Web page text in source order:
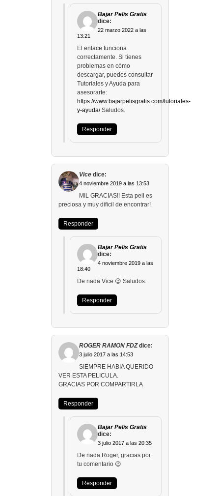
Bajar Pelis Gratis
dice:
22 marzo 2022 a las
13:21
El enlace funciona
correctamente. Si tienes
problemas en cómo
descargar, puedes consultar
Tutoriales y Ayuda para
asesorarte:
https://www.bajarpelisgratis.com/tutoriales-
y-ayuda/Saludos.
Responder
Vice dice:
4 noviembre 2019 a las 13:53
MIL GRACIAS!! Esta peli es
preciosa y muy dificil de encontrar!
Responder
Bajar Pelis Gratis
dice:
4 noviembre 2019 a las
18:40
De nada Vice 😉 Saludos.
Responder
ROGER RAMON FDZ dice:
3 julio 2017 a las 14:53
SIEMPRE HABIA QUERIDO
VER ESTA PELICULA.
GRACIAS POR COMPARTIRLA
Responder
Bajar Pelis Gratis
dice:
3 julio 2017 a las 20:35
De nada Roger, gracias por
tu comentario 😉
Responder